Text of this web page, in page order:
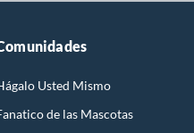
Usted Mismo
de las Mascotas